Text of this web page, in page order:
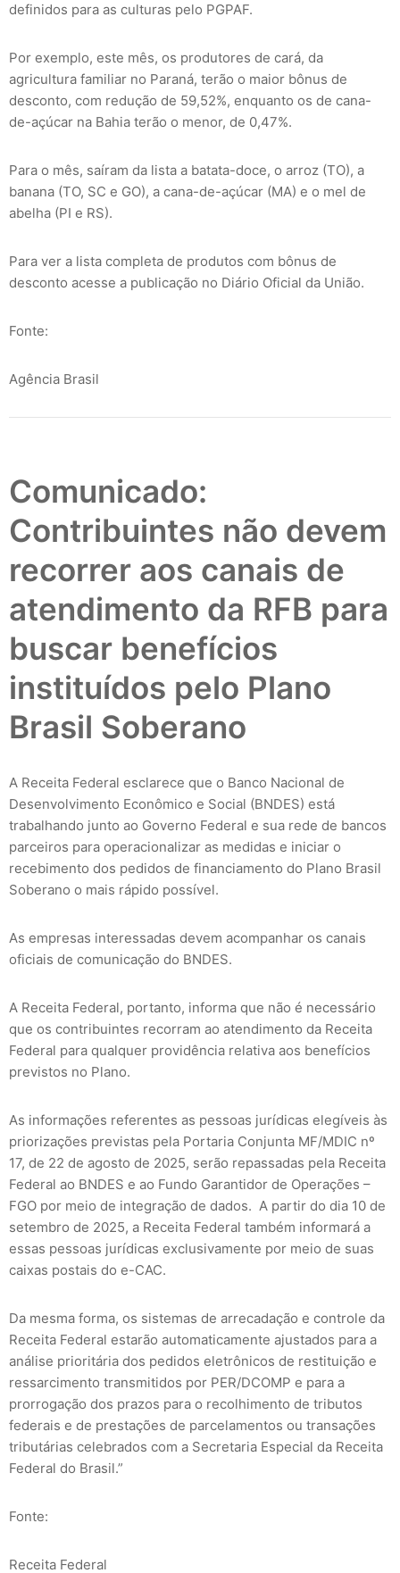
definidos para as culturas pelo PGPAF.
Por exemplo, este mês, os produtores de cará, da
agricultura familiar no Paraná, terão o maior bônus de
desconto, com redução de 59,52%, enquanto os de cana-
de-açúcar na Bahia terão o menor, de 0,47%.
Para o mês, saíram da lista a batata-doce, o arroz (TO), a
banana (TO, SC e GO), a cana-de-açúcar (MA) e o mel de
abelha (PI e RS).
Para ver a lista completa de produtos com bônus de
desconto acesse a publicação no Diário Oficial da União.
Fonte:
Agência Brasil
Comunicado:
Contribuintes não devem
recorrer aos canais de
atendimento da RFB para
buscar benefícios
instituídos pelo Plano
Brasil Soberano
A Receita Federal esclarece que o Banco Nacional de
Desenvolvimento Econômico e Social (BNDES) está
trabalhando junto ao Governo Federal e sua rede de bancos
parceiros para operacionalizar as medidas e iniciar o
recebimento dos pedidos de financiamento do Plano Brasil
Soberano o mais rápido possível.
As empresas interessadas devem acompanhar os canais
oficiais de comunicação do BNDES.
A Receita Federal, portanto, informa que não é necessário
que os contribuintes recorram ao atendimento da Receita
Federal para qualquer providência relativa aos benefícios
previstos no Plano.
As informações referentes as pessoas jurídicas elegíveis às
priorizações previstas pela Portaria Conjunta MF/MDIC nº
17, de 22 de agosto de 2025, serão repassadas pela Receita
Federal ao BNDES e ao Fundo Garantidor de Operações –
FGO por meio de integração de dados. A partir do dia 10 de
setembro de 2025, a Receita Federal também informará a
essas pessoas jurídicas exclusivamente por meio de suas
caixas postais do e-CAC.
Da mesma forma, os sistemas de arrecadação e controle da
Receita Federal estarão automaticamente ajustados para a
análise prioritária dos pedidos eletrônicos de restituição e
ressarcimento transmitidos por PER/DCOMP e para a
prorrogação dos prazos para o recolhimento de tributos
federais e de prestações de parcelamentos ou transações
tributárias celebrados com a Secretaria Especial da Receita
Federal do Brasil.”
Fonte:
Receita Federal